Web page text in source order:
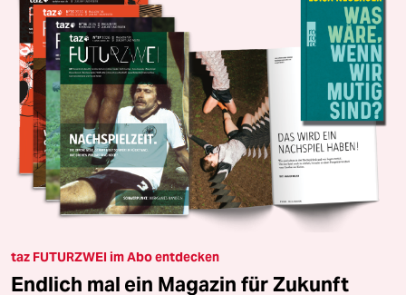
taz FUTURZWEI im Abo entdecken
Endlich mal ein Magazin für Zukunft